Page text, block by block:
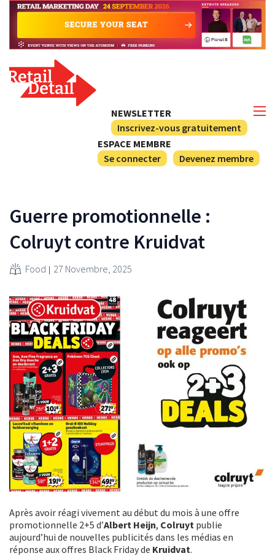
NEWSLETTER
Inscrivez-vous gratuitement
ESPACE MEMBRE
Se connecter
Devenez membre
Guerre promotionnelle :
Colruyt contre Kruidvat
Food 27 Novembre, 2025
Après avoir réagi vivement au début du mois à une offre
promotionnelle 2+5 d’Albert Heijn, Colruyt publie
aujourd’hui de nouvelles publicités dans les médias en
réponse aux offres Black Friday de Kruidvat.